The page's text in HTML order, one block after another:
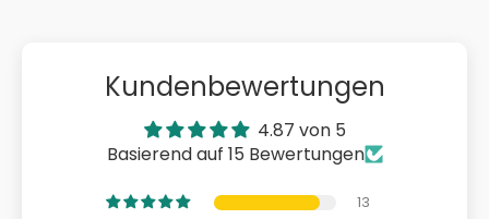
Kundenbewertungen
4.87 von 5
Basierend auf 15 Bewertungen
13